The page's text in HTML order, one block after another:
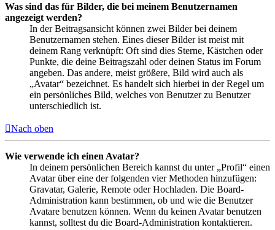
Was sind das für Bilder, die bei meinem Benutzernamen
angezeigt werden?
In der Beitragsansicht können zwei Bilder bei deinem
Benutzernamen stehen. Eines dieser Bilder ist meist mit
deinem Rang verknüpft: Oft sind dies Sterne, Kästchen oder
Punkte, die deine Beitragszahl oder deinen Status im Forum
angeben. Das andere, meist größere, Bild wird auch als
„Avatar“ bezeichnet. Es handelt sich hierbei in der Regel um
ein persönliches Bild, welches von Benutzer zu Benutzer
unterschiedlich ist.
Nach oben
Wie verwende ich einen Avatar?
In deinem persönlichen Bereich kannst du unter „Profil“ einen
Avatar über eine der folgenden vier Methoden hinzufügen:
Gravatar, Galerie, Remote oder Hochladen. Die Board-
Administration kann bestimmen, ob und wie die Benutzer
Avatare benutzen können. Wenn du keinen Avatar benutzen
kannst, solltest du die Board-Administration kontaktieren.